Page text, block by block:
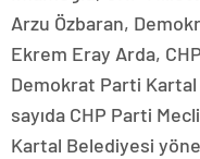
Arzu Özbaran,
Ekrem Eray Arda,
Demokrat Parti Kartal
sayıda CHP Parti
Kartal Belediyesi